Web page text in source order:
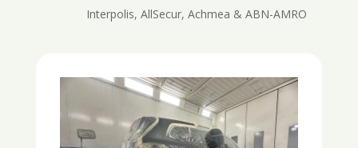
Interpolis, AllSecur, Achmea & ABN-AMRO